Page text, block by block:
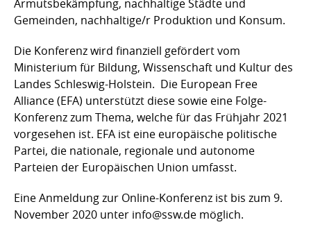
Armutsbekämpfung, nachhaltige Städte und
Gemeinden, nachhaltige/r Produktion und Konsum.
Die Konferenz wird finanziell gefördert vom
Ministerium für Bildung, Wissenschaft und Kultur des
Landes Schleswig-Holstein. Die European Free
Alliance (EFA) unterstützt diese sowie eine Folge-
Konferenz zum Thema, welche für das Frühjahr 2021
vorgesehen ist. EFA ist eine europäische politische
Partei, die nationale, regionale und autonome
Parteien der Europäischen Union umfasst.
Eine Anmeldung zur Online-Konferenz ist bis zum 9.
November 2020 unter info@ssw.de möglich.